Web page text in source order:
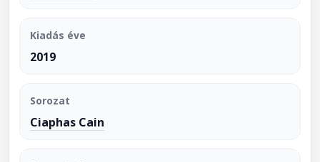
Kiadás éve
2019
Sorozat
Ciaphas Cain